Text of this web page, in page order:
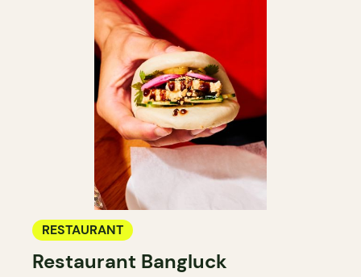
RESTAURANT
Restaurant Bangluck